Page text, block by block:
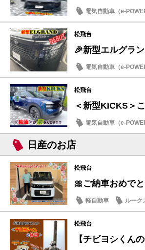
電気自動車（e-
日産のお店
松飛台
🎉新型エルグラ
電気自動車（e-
日産のお店
松飛台
＜新型KICKS＞
電気自動車（e-
日産のお店
日産のお店
松飛台
🎀ご納車おめで
軽自動車 ルーク
松飛台
【チビヨシくんの